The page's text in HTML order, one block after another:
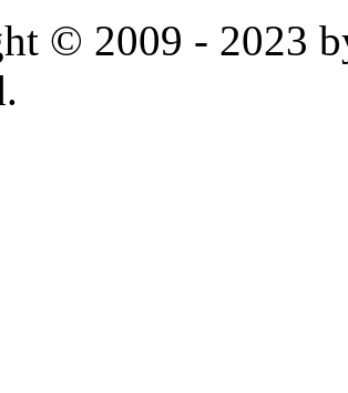
© 2009 - 2023